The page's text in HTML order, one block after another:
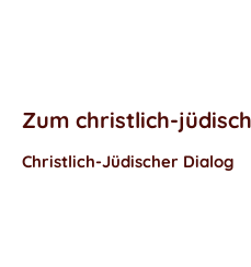
Zum christlich-
Christlich-Jüdischer Dialog